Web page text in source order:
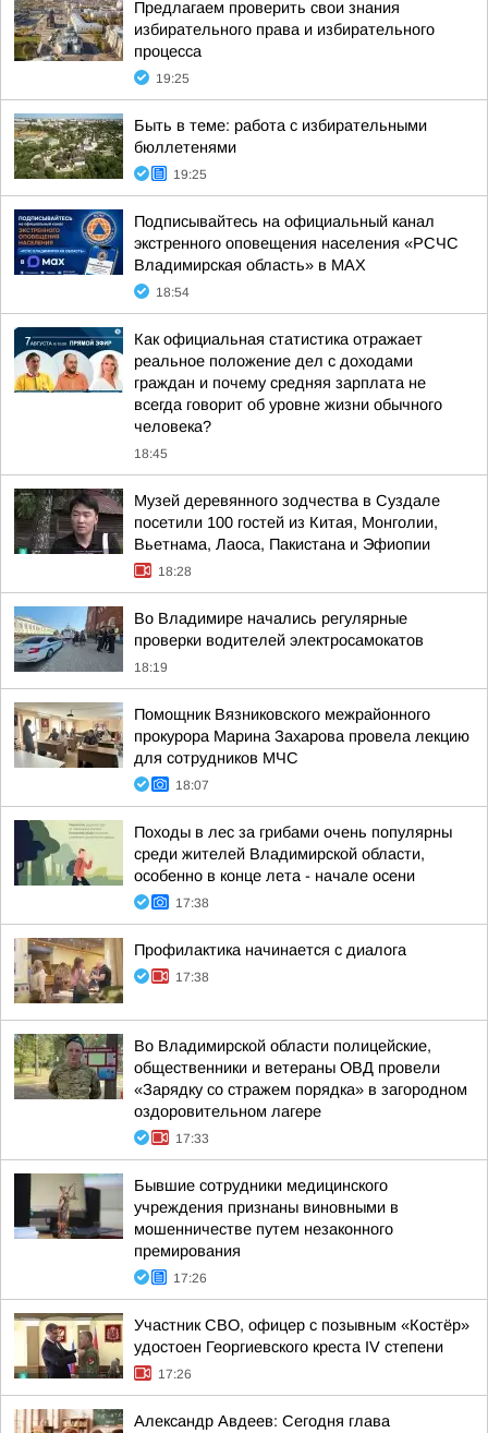
Предлагаем проверить свои знания
избирательного права и избирательного
процесса
19:25
Быть в теме: работа с избирательными
бюллетенями
19:25
Подписывайтесь на официальный канал
экстренного оповещения населения «РСЧС
Владимирская область» в МАХ
18:54
Как официальная статистика отражает
реальное положение дел с доходами
граждан и почему средняя зарплата не
всегда говорит об уровне жизни обычного
человека?
18:45
Музей деревянного зодчества в Суздале
посетили 100 гостей из Китая, Монголии,
Вьетнама, Лаоса, Пакистана и Эфиопии
18:28
Во Владимире начались регулярные
проверки водителей электросамокатов
18:19
Помощник Вязниковского межрайонного
прокурора Марина Захарова провела лекцию
для сотрудников МЧС
18:07
Походы в лес за грибами очень популярны
среди жителей Владимирской области,
особенно в конце лета - начале осени
17:38
Профилактика начинается с диалога
17:38
Во Владимирской области полицейские,
общественники и ветераны ОВД провели
«Зарядку со стражем порядка» в загородном
оздоровительном лагере
17:33
Бывшие сотрудники медицинского
учреждения признаны виновными в
мошенничестве путем незаконного
премирования
17:26
Участник СВО, офицер с позывным «Костёр»
удостоен Георгиевского креста IV степени
17:26
Александр Авдеев: Сегодня глава